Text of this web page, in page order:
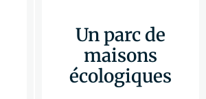
Un parc de
maisons
écologiques